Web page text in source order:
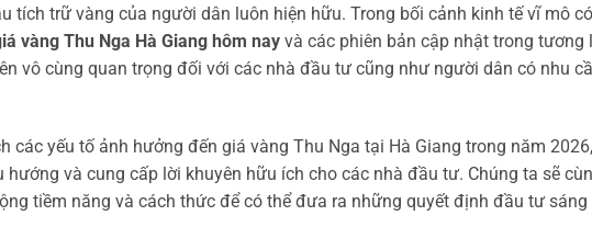
tích trữ vàng của người dân luôn hiện hữu. Trong bối cảnh kinh tế vĩ mô có
vàng Thu Nga Hà Giang hôm nay và các phiên bản cập nhật trong tương
vô cùng quan trọng đối với các nhà đầu tư cũng như người dân có nhu
các yếu tố ảnh hưởng đến giá vàng Thu Nga tại Hà Giang trong năm 2026,
và cung cấp lời khuyên hữu ích cho các nhà đầu tư. Chúng ta sẽ
tiềm năng và cách thức để có thể đưa ra những quyết định đầu tư sáng